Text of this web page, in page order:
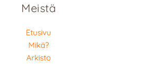
Meistä
Etusivu
Mikä?
Arkisto